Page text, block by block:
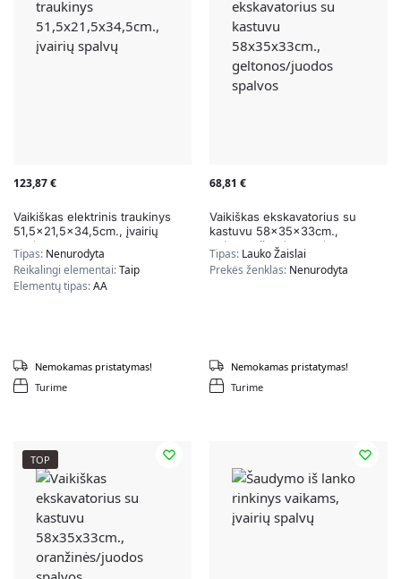
123,87€
Vaikiškas elektrinis traukinys
51,5×21,5×34,5cm., įvairių
spalvų
Tipas: Nenurodyta
Reikalingi elementai:Taip
Elementų tipas:AA
Turime
Nemokamas pristatymas!
68,81 €
Vaikiškas ekskavatorius su
kastuvu 58x35x33cm.,
geltonos/juodos spalvos
Tipas: Lauko Žaislai
Prekės ženklas: Nenurodyta
Turime
Nemokamas pristatymas!
TOP